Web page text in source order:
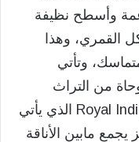
وأسطح نظيفة
القمري، وهذا
وتأتي
من التراث
الكوري خامات عالية منها الحرير Royal Indigo الذي يأتي
مابين الأناقة